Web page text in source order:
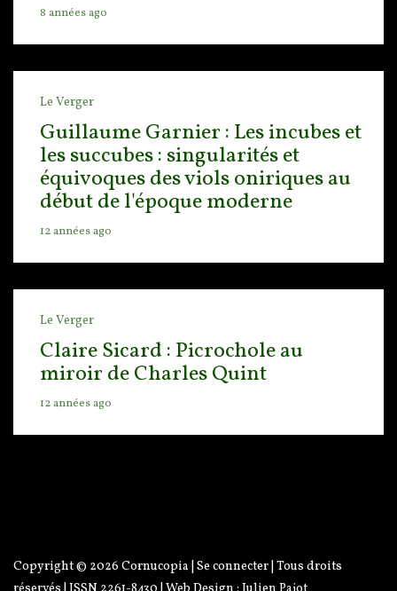
8 années ago
Le Verger
Guillaume Garnier : Les incubes et
les succubes : singularités et
équivoques des viols oniriques au
début de l'époque moderne
12 années ago
Le Verger
Claire Sicard : Picrochole au
miroir de Charles Quint
12 années ago
Copyright © 2026 Cornucopia Se connecter | Tous droits